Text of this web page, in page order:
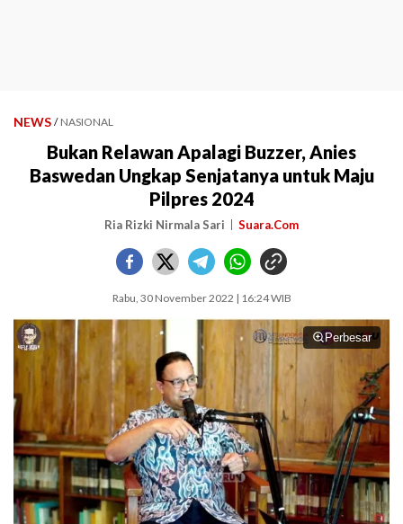
NEWS / NASIONAL
Bukan Relawan Apalagi Buzzer, Anies
Baswedan Ungkap Senjatanya untuk Maju
Pilpres 2024
Ria Rizki Nirmala Sari Suara.Com
Rabu, 30 November 2022 | 16:24 WIB
Perbesar